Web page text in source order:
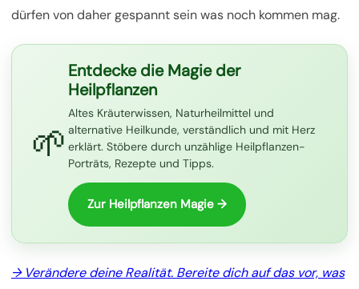
dürfen von daher gespannt sein was noch kommen mag.
🌱
Entdecke die Magie der
Heilpflanzen
Altes Kräuterwissen, Naturheilmittel und
alternative Heilkunde, verständlich und mit Herz
erklärt. Stöbere durch unzählige Heilpflanzen-
Porträts, Rezepte und Tipps.
Zur Heilpflanzen Magie →
→ Verändere deine Realität. Bereite dich auf das vor, was